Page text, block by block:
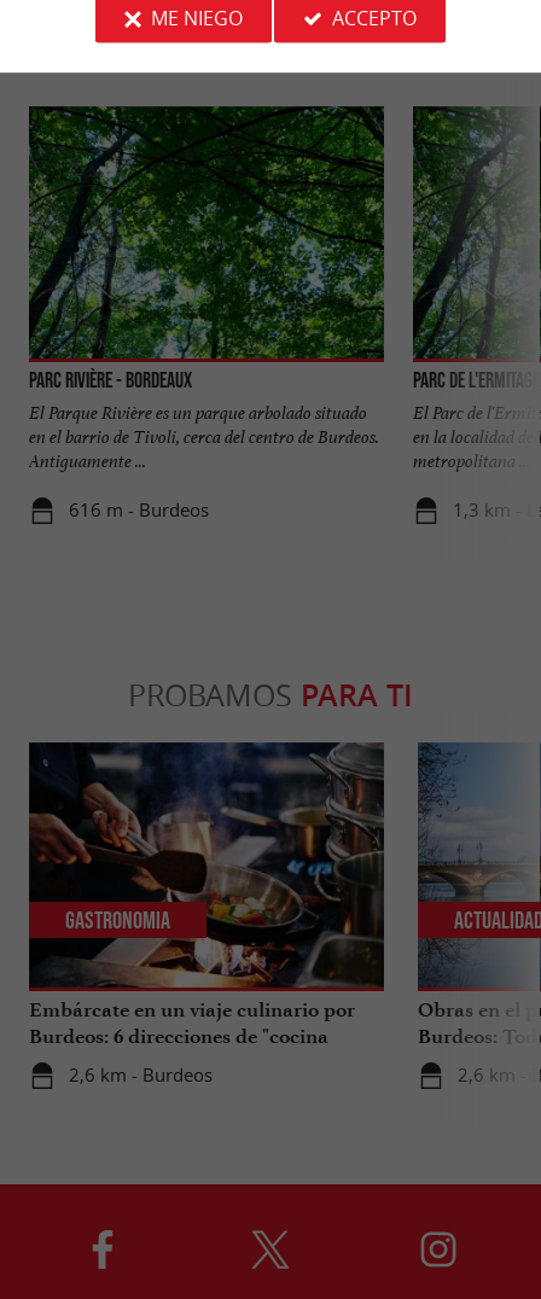
Descubrir Información Alojamiento
Parc Rivière - Bordeaux
El Parque Rivière es un parque arbolado situado
en el barrio de Tivoli, cerca del centro de Burdeos.
Antiguamente ...
616 m - Burdeos
Parc de
El Parc de
en la localidad de
metropolitana ...
1,3 km -
PROBAMOS PARA TI
Embárcate en un viaje culinario por
Burdeos: 6 direcciones de "cocina
internacional"
2,6 km - Burdeos
Gastronomia
Obras en el
Burdeos:
tus viajes en
2,6 km -
ME NIEGO
ACCEPTO